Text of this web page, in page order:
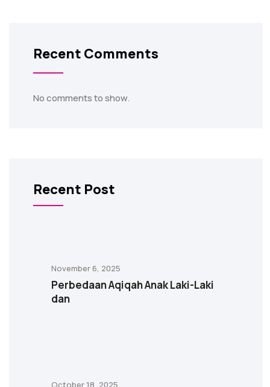
Recent Comments
No comments to show.
Recent Post
November 6, 2025
Perbedaan Aqiqah Anak Laki-Laki
dan
October 18, 2025